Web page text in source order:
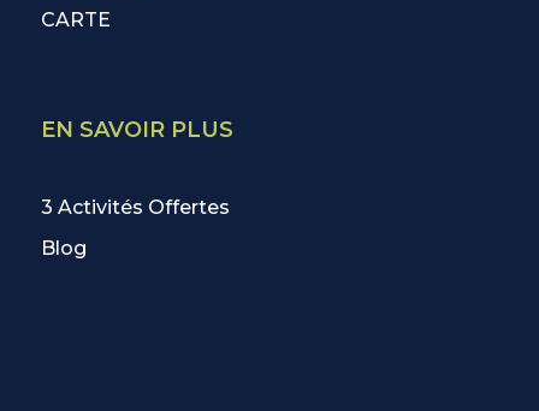
CARTE
EN SAVOIR PLUS
3 Activités Offertes
Blog